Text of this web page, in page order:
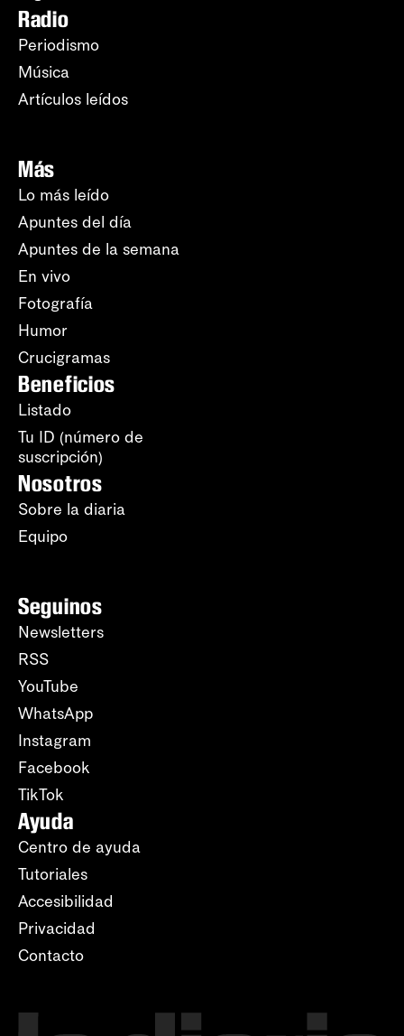
Radio
Periodismo
Música
Artículos leídos
Más
Lo más leído
Apuntes del día
Apuntes de la semana
En vivo
Fotografía
Humor
Crucigramas
Beneficios
Listado
Tu ID (número de
suscripción)
Nosotros
Sobre la diaria
Equipo
Seguinos
Newsletters
RSS
YouTube
WhatsApp
Instagram
Facebook
TikTok
Ayuda
Centro de ayuda
Tutoriales
Accesibilidad
Privacidad
Contacto